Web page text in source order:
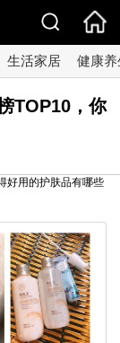
生活家居 健康养
TOP10，你
好用的护肤品有哪些